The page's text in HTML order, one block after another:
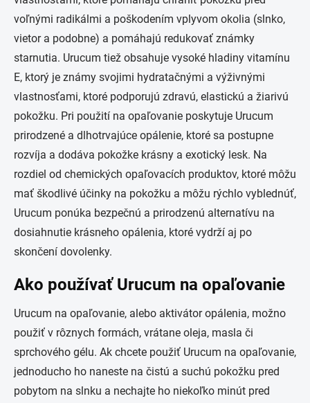
voľnými radikálmi a poškodením vplyvom okolia (slnko,
vietor a podobne) a pomáhajú redukovať známky
starnutia. Urucum tiež obsahuje vysoké hladiny vitamínu
E, ktorý je známy svojimi hydratačnými a výživnými
vlastnosťami, ktoré podporujú zdravú, elastickú a žiarivú
pokožku. Pri použití na opaľovanie poskytuje Urucum
prirodzené a dlhotrvajúce opálenie, ktoré sa postupne
rozvíja a dodáva pokožke krásny a exotický lesk. Na
rozdiel od chemických opaľovacích produktov, ktoré môžu
mať škodlivé účinky na pokožku a môžu rýchlo vyblednúť,
Urucum ponúka bezpečnú a prirodzenú alternatívu na
dosiahnutie krásneho opálenia, ktoré vydrží aj po
skončení dovolenky.
Ako používať Urucum na opaľovanie
Urucum na opaľovanie, alebo aktivátor opálenia, možno
použiť v rôznych formách, vrátane oleja, masla či
sprchového gélu. Ak chcete použiť Urucum na opaľovanie,
jednoducho ho naneste na čistú a suchú pokožku pred
pobytom na slnku a nechajte ho niekoľko minút pred